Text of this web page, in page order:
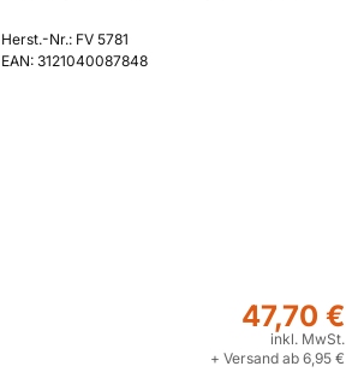
Herst.-Nr.: FV 5781
EAN: 3121040087848
47,70 €
inkl. MwSt.
+ Versand ab 6,95 €